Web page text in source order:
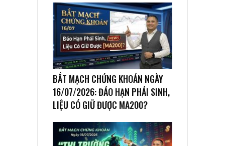
BẮT MẠCH CHỨNG KHOÁN NGÀY
16/07/2026: ĐÁO HẠN PHÁI SINH,
LIỆU CÓ GIỮ ĐƯỢC MA200?